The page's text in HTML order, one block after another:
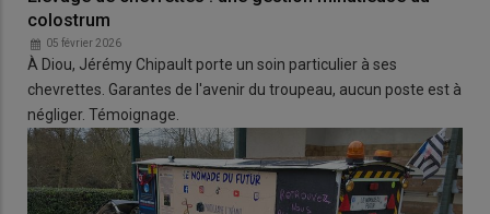
colostrum
05 février 2026
À Diou, Jérémy Chipault porte un soin particulier à ses
chevrettes. Garantes de l'avenir du troupeau, aucun poste est à
négliger. Témoignage.